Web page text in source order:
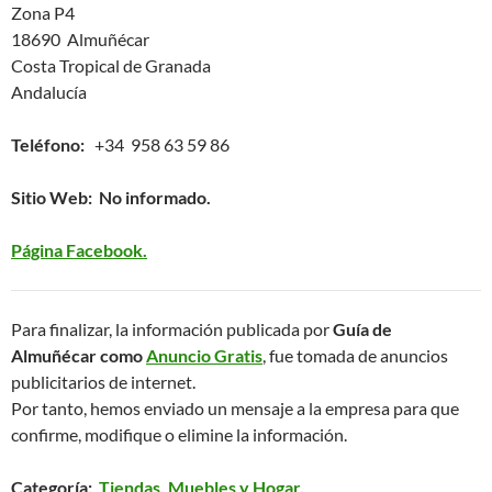
Zona P4
18690 Almuñécar
Costa Tropical de Granada
Andalucía
Teléfono: +34 958 63 59 86
Sitio Web: No informado.
Página Facebook.
Para finalizar, la información publicada porGuía de
Almuñécar como Anuncio Gratis , fue tomada de anuncios
publicitarios de internet.
Por tanto, hemos enviado un mensaje a la empresa para que
confirme, modifique o elimine la información.
Categoría: Tiendas, Muebles y Hogar.